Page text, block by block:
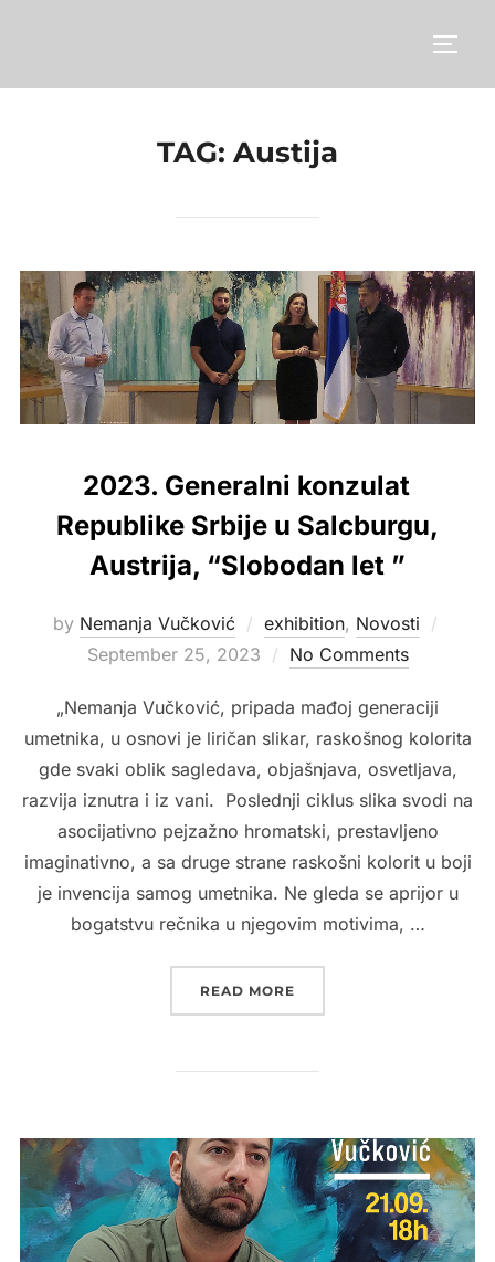
TAG: Austija
2023. Generalni konzulat
Republike Srbije u Salcburgu,
Austrija, “Slobodan let ”
by Nemanja Vučković exhibition, Novosti
September 25, 2023 No Comments
„Nemanja Vučković, pripada mađoj generaciji
umetnika, u osnovi je liričan slikar, raskošnog kolorita
gde svaki oblik sagledava, objašnjava, osvetljava,
razvija iznutra i iz vani. Poslednji ciklus slika svodi na
asocijativno pejzažno hromatski, prestavljeno
imaginativno, a sa druge strane raskošni kolorit u boji
je invencija samog umetnika. Ne gleda se aprijor u
bogatstvu rečnika u njegovim motivima, …
READ MORE